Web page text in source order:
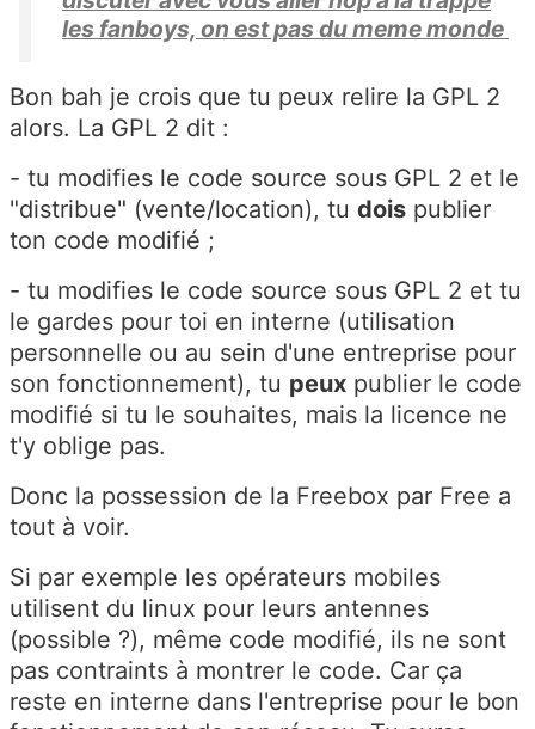
les fanboys, on est pas du meme monde
Bon bah je crois que tu peux relire la GPL 2
alors. La GPL 2 dit :
- tu modifies le code source sous GPL 2 et le
"distribue" (vente/location), tu dois publier
ton code modifié ;
- tu modifies le code source sous GPL 2 et tu
le gardes pour toi en interne (utilisation
personnelle ou au sein d'une entreprise pour
son fonctionnement), tu peux publier le code
modifié si tu le souhaites, mais la licence ne
t'y oblige pas.
Donc la possession de la Freebox par Free a
tout à voir.
Si par exemple les opérateurs mobiles
utilisent du linux pour leurs antennes
(possible ?), même code modifié, ils ne sont
pas contraints à montrer le code. Car ça
reste en interne dans l'entreprise pour le bon